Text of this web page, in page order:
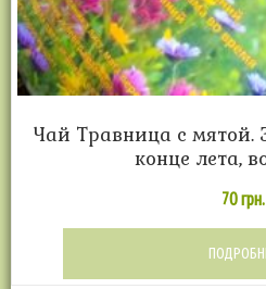
Чай Травница с мятой.
конце лета,
70грн.